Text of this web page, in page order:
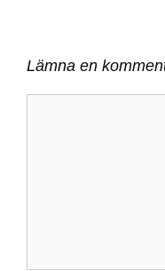
Lämna en